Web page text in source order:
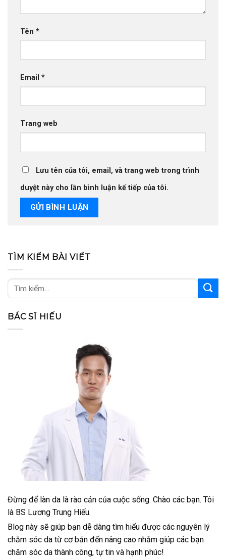
Tên *
Email *
Trang web
Lưu tên của tôi, email, và trang web trong trình
duyệt này cho lần bình luận kế tiếp của tôi.
TÌM KIẾM BÀI VIẾT
BÁC SĨ HIẾU
Đừng để làn da là rào cản của cuộc sống. Chào các bạn. Tôi
là BS Lương Trung Hiếu.
Blog này sẽ giúp bạn dễ dàng tìm hiểu được các nguyên lý
chăm sóc da từ cơ bản đến nâng cao nhằm giúp các bạn
chăm sóc da thành công, tự tin và hạnh phúc!